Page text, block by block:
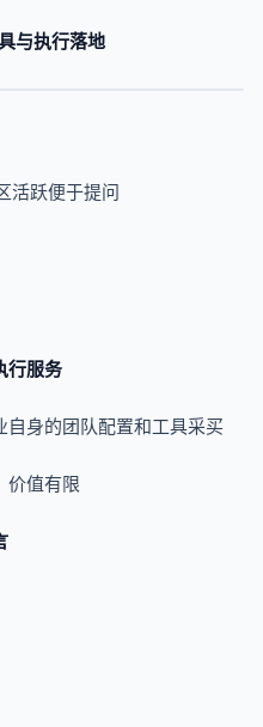
与执行落地
活跃便于提问
行服务
身的团队配置和工具采买
价值有限